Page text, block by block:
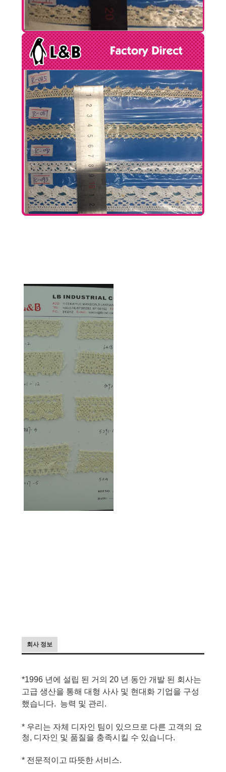
회사 정보
*1996 년에 설립 된 거의 20 년 동안 개발 된 회사는
고급 생산을 통해 대형 사사 및 현대화 기업을 구성
했습니다. 능력 및 관리.
* 우리는 자체 디자인 팀이 있으므로 다른 고객의 요
청, 디자인 및 품질을 충족시킬 수 있습니다.
* 전문적이고 따뜻한 서비스.